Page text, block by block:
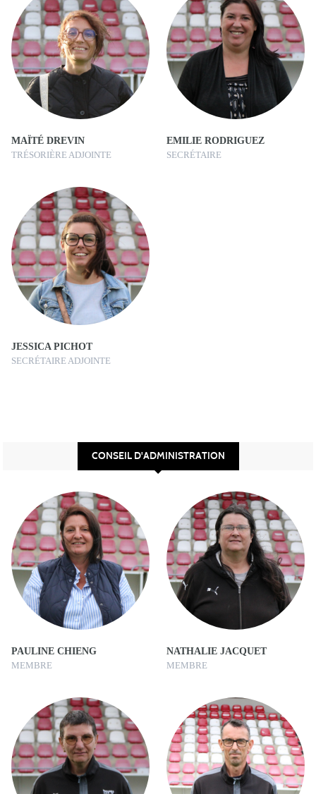
MAÏTÉ DREVIN
TRÉSORIÈRE ADJOINTE
EMILIE RODRIGUEZ
SECRÉTAIRE
JESSICA PICHOT
SECRÉTAIRE ADJOINTE
CONSEIL D'ADMINISTRATION
PAULINE CHIENG
MEMBRE
NATHALIE JACQUET
MEMBRE